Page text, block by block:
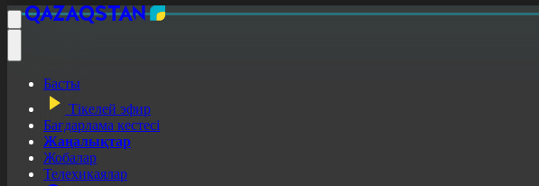
Басты
Тікелей эфир
Бағдарлама кестесі
Жаңалықтар
Жобалар
Телехикаялар